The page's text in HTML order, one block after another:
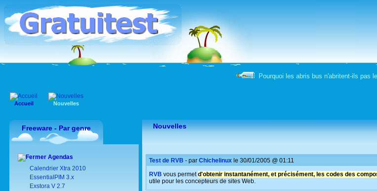
Pourquoi les abris bus n'abritent-ils pas
Accueil Nouvelles
Freeware - Par genre
Agendas
Calendrier Xtra 2010
EssentialPIM 3.x
Exstora V 2.7
Nouvelles
Test de RVB - par Chichelinux le 30/01/2005 @ 01:11
RVB vous permetd'obtenir instantanément, et précisément, les codes des
utile pour les concepteurs de sites Web.